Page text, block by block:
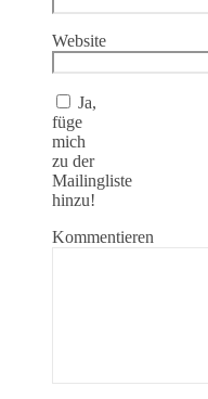
Website
Ja,
füge
mich
zu der
Mailingliste
hinzu!
Kommentieren